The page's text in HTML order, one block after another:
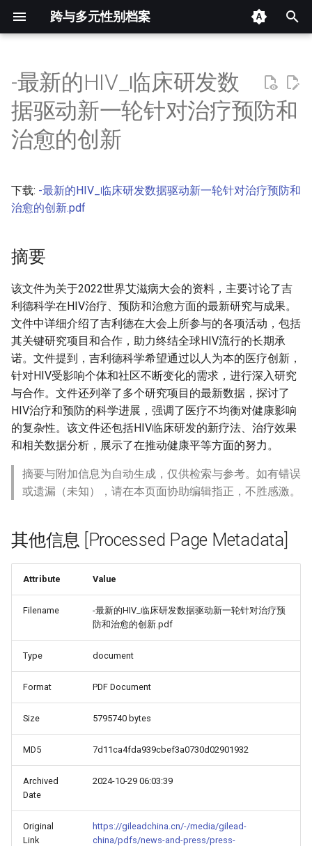
跨与多元性别档案
开
始
索
摘要
其他信息 [Processed Page
Metadata]
-最新的HIV_临床研发数
据驱动新一轮针对治疗预防和
治愈的创新
下载: -最新的HIV_临床研发数据驱动新一轮针对治疗预防和
治愈的创新.pdf
摘要
该文件为关于2022世界艾滋病大会的资料，主要讨论了吉
利德科学在HIV治疗、预防和治愈方面的最新研究与成果。
文件中详细介绍了吉利德在大会上所参与的各项活动，包括
其关键研究项目和合作，助力终结全球HIV流行的长期承
诺。文件提到，吉利德科学希望通过以人为本的医疗创新，
针对HIV受影响个体和社区不断变化的需求，进行深入研究
与合作。文件还列举了多个研究项目的最新数据，探讨了
HIV治疗和预防的科学进展，强调了医疗不均衡对健康影响
的复杂性。该文件还包括HIV临床研发的新疗法、治疗效果
和相关数据分析，展示了在推动健康平等方面的努力。
摘要与附加信息为自动生成，仅供检索与参考。如有错误
或遗漏（未知），请在本页面协助编辑指正，不胜感激。
其他信息 [Processed Page Metadata]
Attribute Value
Filename
-最新的HIV_临床研发数据驱动新一轮针对治疗预
防和治愈的创新.pdf
Type document
Format PDF Document
Size 5795740 bytes
MD5 7d11ca4fda939cbef3a0730d02901932
Archived
Date
2024-10-29 06:03:39
Original
Link
https://gileadchina.cn/-/media/gilead-
china/pdfs/news-and-press/press-